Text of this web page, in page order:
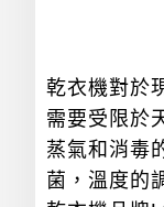
乾衣機對於
需要受限於
蒸氣和消毒
菌，溫度的